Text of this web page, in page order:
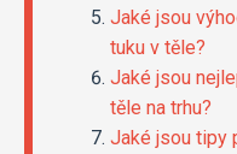
Jaké jsou
tuku v těle?
Jaké jsou
těle na trhu?
Jaké jsou tipy